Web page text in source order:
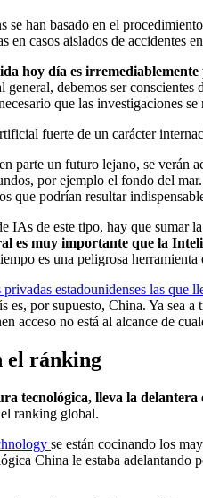
se han basado en el
en casos aislados de accidentes
hoy día es
debemos ser
que las investigaciones
fuerte de un carácter
parte un futuro lejano, se verán
por ejemplo el fondo del
que podrían resultar
IAs de este tipo, hay que sumar
es muy importante que la
es una peligrosa
privadas estadounidenses las que
por supuesto, China. Ya sea
acceso no está al alcance de
el ránking
tecnológica, lleva la
ranking global.
se están cocinando los
China le estaba